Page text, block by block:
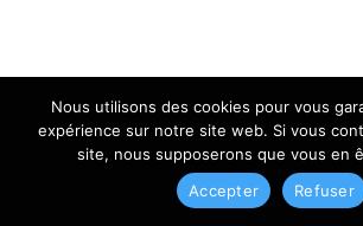
Nous utilisons des cookies pour vous
expérience sur notre site web. Si vous
site, nous supposerons que vous en
Accepter
Refuser